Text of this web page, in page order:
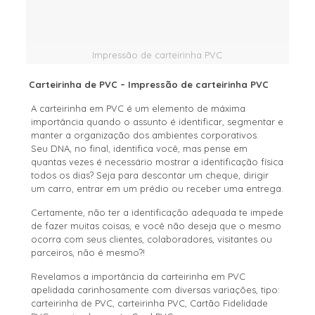
Impressão de carteirinha PVC
Carteirinha de PVC – Impressão de carteirinha PVC
A carteirinha em PVC é um elemento de máxima
importância quando o assunto é identificar, segmentar e
manter a organização dos ambientes corporativos.
Seu DNA, no final, identifica você, mas pense em
quantas vezes é necessário mostrar a identificação física
todos os dias? Seja para descontar um cheque, dirigir
um carro, entrar em um prédio ou receber uma entrega.
Certamente, não ter a identificação adequada te impede
de fazer muitas coisas, e você não deseja que o mesmo
ocorra com seus clientes, colaboradores, visitantes ou
parceiros, não é mesmo?!
Revelamos a importância da carteirinha em PVC
apelidada carinhosamente com diversas variações, tipo:
carteirinha de PVC, carteirinha PVC, Cartão Fidelidade